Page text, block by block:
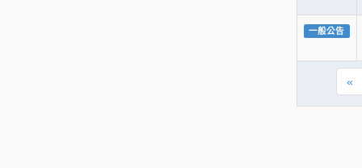
一般公告
«